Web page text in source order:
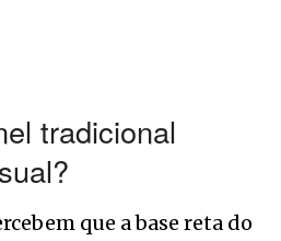
tradicional
que a base reta do